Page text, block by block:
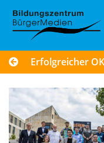
Erfolgreicher